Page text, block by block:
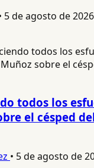
5 de agosto de
todos los
el césped
• 5 de agosto de